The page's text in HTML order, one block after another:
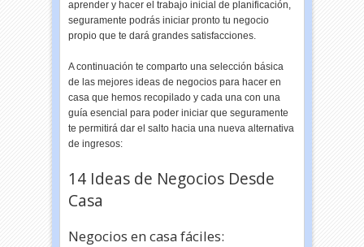
aprender y hacer el trabajo inicial de planificación,
seguramente podrás iniciar pronto tu negocio
propio que te dará grandes satisfacciones.
A continuación te comparto una selección básica
de las mejores ideas de negocios para hacer en
casa que hemos recopilado y cada una con una
guía esencial para poder iniciar que seguramente
te permitirá dar el salto hacia una nueva alternativa
de ingresos:
14 Ideas de Negocios Desde
Casa
Negocios en casa fáciles: